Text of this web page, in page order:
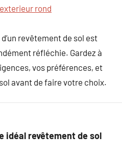
rond
revêtement de sol est
réfléchie. Gardez à
vos préférences, et
avant de faire votre choix.
idéal revêtement de sol